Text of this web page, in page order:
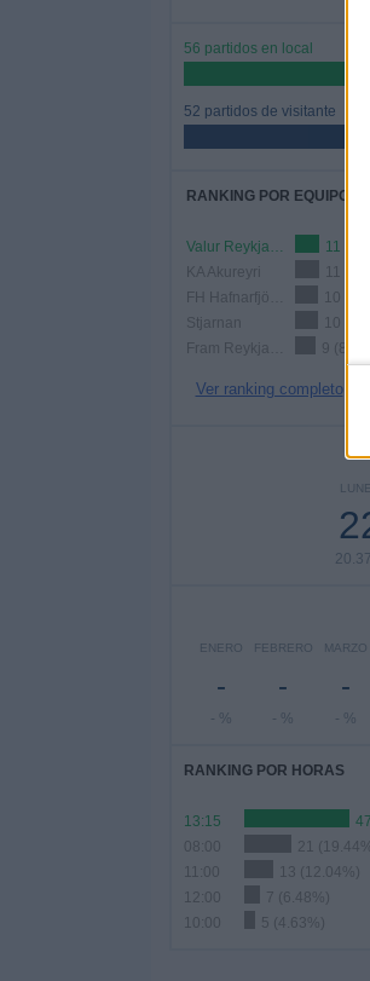
56 partidos en local
52 partidos de visitante
RANKING POR EQUIPOS
Valur Reykjavík
11
KA Akureyri
11
10
Stjarnan
9
Ver ranking completo
ENERO
-
- %
FEBRERO
-
- %
MARZO
-
- %
RANKING POR HORAS
13:15
08:00
21
13 (12.04%)
12:00
7 (6.48%)
5 (4.63%)